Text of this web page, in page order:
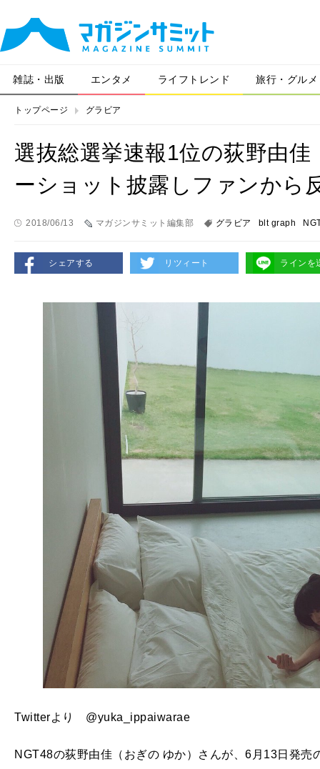
雑誌・出版 エンタメ ライフトレンド 旅行・グルメ
トップページ グラビア
選抜総選挙速報1位の荻野由
ーショット披露しファンから
2018/06/13 マガジンサミット編集部 グラビア blt graph
シェアする リツィート ラインを
Twitterより @yuka_ippaiwarae
NGT48の荻野由佳（おぎの ゆか）さんが、6月13日発